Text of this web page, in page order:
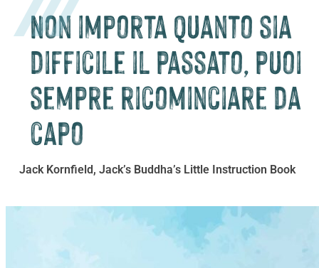
Non importa quanto sia
difficile il passato, puoi
sempre ricominciare da
capo
Jack Kornfield, Jack’s Buddha’s Little Instruction Book